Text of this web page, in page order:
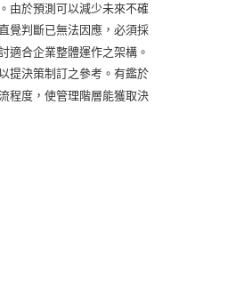
由於預測可以減少未來不確
覺判斷已無法因應，必須採
適合企業整體運作之架構。
提決策制訂之參考。有鑑於
程度，使管理階層能獲取決